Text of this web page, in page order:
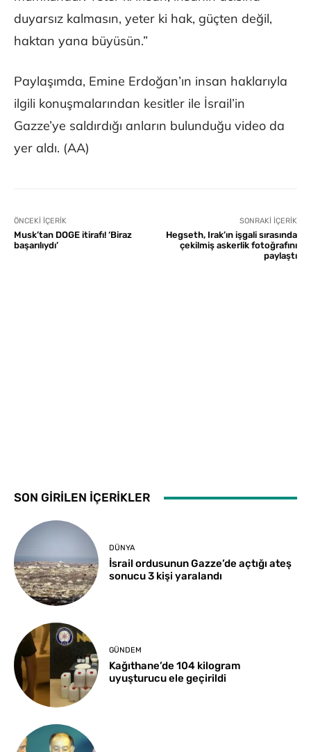
duyarsız kalmasın, yeter ki hak, güçten değil,
haktan yana büyüsün.”
Paylaşımda, Emine Erdoğan’ın insan haklarıyla
ilgili konuşmalarından kesitler ile İsrail’in
Gazze’ye saldırdığı anların bulunduğu video da
yer aldı. (AA)
ÖNCEKI İÇERIK
Musk’tan DOGE itirafı! ‘Biraz
başarılıydı’
SONRAKI İÇERIK
Hegseth, Irak’ın işgali sırasında
çekilmiş askerlik fotoğrafını
paylaştı
SON GİRİLEN İÇERİKLER
DÜNYA
İsrail ordusunun Gazze’de açtığı ateş
sonucu 3 kişi yaralandı
GÜNDEM
Kağıthane’de 104 kilogram
uyuşturucu ele geçirildi